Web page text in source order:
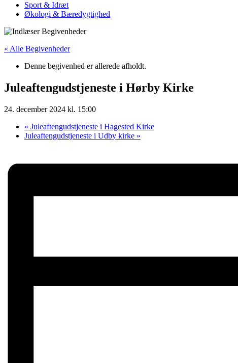
Sport & Idræt
Økologi & Bæredygtighed
« Alle Begivenheder
Denne begivenhed er allerede afholdt.
Juleaftengudstjeneste i Hørby Kirke
24. december 2024 kl. 15:00
« Juleaftengudstjeneste i Hagested Kirke
Juleaftengudstjeneste i Udby kirke »